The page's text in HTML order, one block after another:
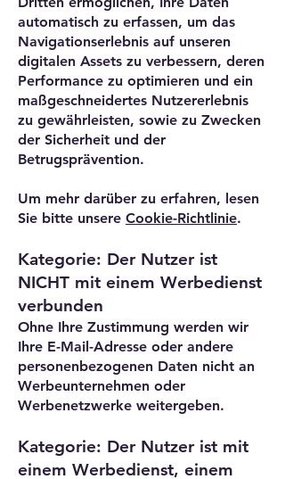
automatisch zu erfassen, um das
Navigationserlebnis auf unseren
digitalen Assets zu verbessern, deren
Performance zu optimieren und ein
maßgeschneidertes Nutzererlebnis
zu gewährleisten, sowie zu Zwecken
der Sicherheit und der
Betrugsprävention.
Um mehr darüber zu erfahren, lesen
Sie bitte unsere Cookie-Richtlinie.
Kategorie: Der Nutzer ist
NICHT mit einem Werbedienst
verbunden
Ohne Ihre Zustimmung werden wir
Ihre E-Mail-Adresse oder andere
personenbezogenen Daten nicht an
Werbeunternehmen oder
Werbenetzwerke weitergeben.
Kategorie: Der Nutzer ist mit
einem Werbedienst, einem